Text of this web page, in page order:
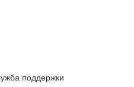
поддержки